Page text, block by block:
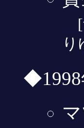
[
◆1998